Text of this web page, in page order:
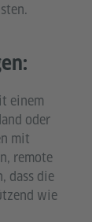
einem
oder
mit
remote
dass die
wie